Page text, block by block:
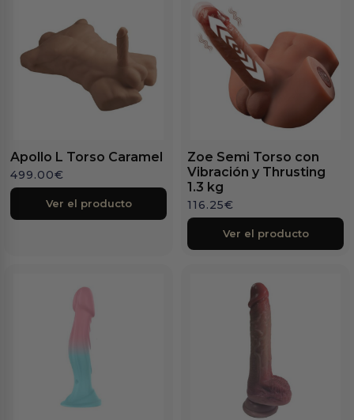
Apollo L Torso Caramel
499.00€
Ver el producto
Zoe Semi Torso con
Vibración y Thrusting
1.3 kg
116.25€
Ver el producto